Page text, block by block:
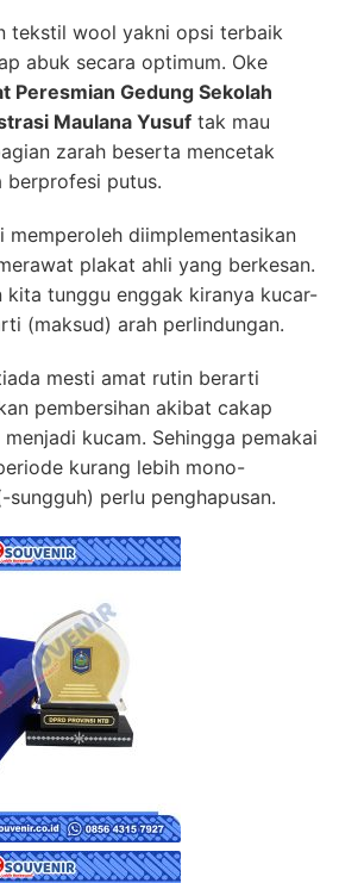
tekstil wool yakni opsi terbaik
abuk secara optimum. Oke
Peresmian Gedung Sekolah
Maulana Yusuf tak mau
zarah beserta mencetak
berprofesi putus.
diimplementasikan
plakat ahli yang berkesan.
kita tunggu enggak kiranya kucar-
(maksud) arah perlindungan.
mesti amat rutin berarti
pembersihan akibat cakap
kucam. Sehingga pemakai
kurang lebih mono-
sungguh) perlu penghapusan.